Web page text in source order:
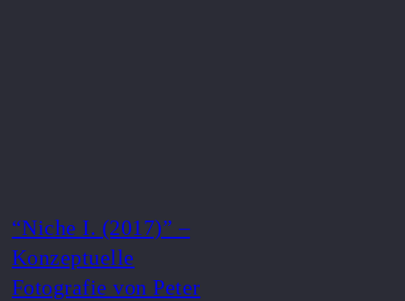
“Niche I. (2017)” –
Konzeptuelle
Fotografie von Peter